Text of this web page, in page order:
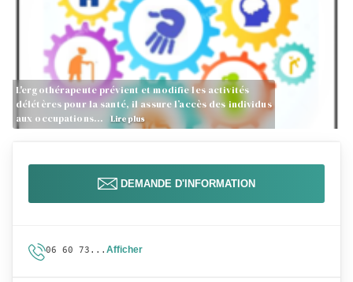
L'ergothérapeute prévient et modifie les activités
délétères pour la santé, il assure l’accès des individus
aux occupations…
Lire plus
DEMANDE D'INFORMATION
06 60 73... Afficher